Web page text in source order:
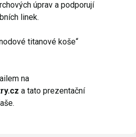
úprav a podporují
linek.
titanové koše“
na
a tato prezentační